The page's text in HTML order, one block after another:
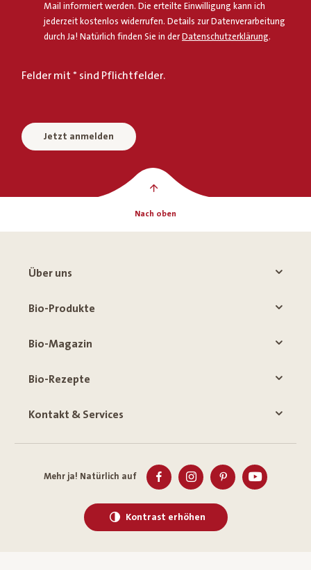
Mail informiert werden. Die erteilte Einwilligung kann ich
jederzeit kostenlos widerrufen. Details zur Datenverarbeitung
durch Ja! Natürlich finden Sie in derDatenschutzerklärung.
Felder mit * sind Pflichtfelder.
Jetzt anmelden
Nach oben
Über uns
Bio-Produkte
Bio-Magazin
Bio-Rezepte
Kontakt & Services
Mehr ja! Natürlich auf
Kontrast erhöhen